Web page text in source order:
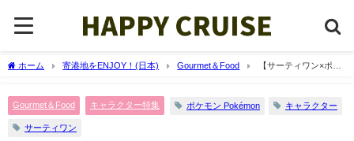
ホーム 寄港地をENJOY！(日本) Gourmet＆Food
【サーティワン×ポケ
Gourmet＆Food キャラクター特集 ポケモン Pokémon キャラクター
サーティワン